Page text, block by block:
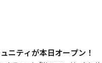
ニティが本日オープン！